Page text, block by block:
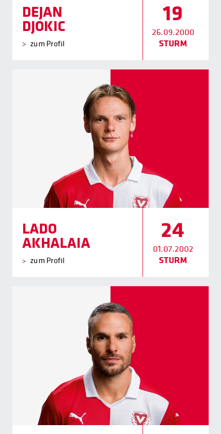
DEJAN
DJOKIC
zum Profil
19
26.09.2000
STURM
LADO
AKHALAIA
zum Profil
24
01.07.2002
STURM